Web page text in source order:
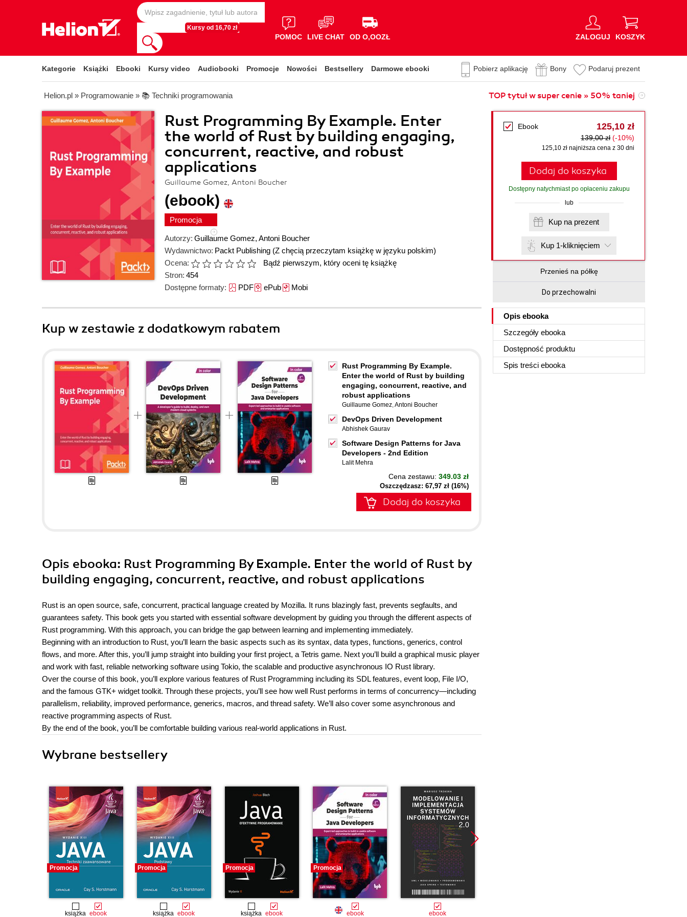
Kursy od 16,70 zł
POMOC LIVE CHAT OD O,OOZŁ ZALOGUJ KOSZYK
Kategorie Książki Ebooki Kursy video Audiobooki Promocje Nowości Bestsellery Darmowe ebooki Pobierz aplikację Bony Podaruj prezent
Helion.pl » Programowanie » 📚 Techniki programowania TOP tytuł w super cenie » 50% taniej
Rust Programming By Example. Enter
the world of Rust by building engaging,
concurrent, reactive, and robust
applications
Guillaume Gomez, Antoni Boucher
(ebook)
Promocja
Autorzy: Guillaume Gomez, Antoni Boucher
Wydawnictwo: Packt Publishing (Z chęcią przeczytam książkę w języku polskim)
Ocena:
Bądź pierwszym, który oceni tę książkę
Stron: 454
Dostępne formaty: PDFePubMobi
Ebook 125,10 zł
139,00 zł (-10%)
125,10 zł najniższa cena z 30 dni
Dodaj do koszyka
Dostępny natychmiast po opłaceniu zakupu
lub
Kup na prezent
Kup 1-kliknięciem
Przenieś na półkę
Do przechowalni
Opis ebooka
Szczegóły ebooka
Dostępność produktu
Spis treści ebooka
Kup w zestawie z dodatkowym rabatem
Rust Programming By Example.
Enter the world of Rust by building
engaging, concurrent, reactive, and
robust applications
Guillaume Gomez,Antoni Boucher
DevOps Driven Development
Abhishek Gaurav
Software Design Patterns for Java
Developers - 2nd Edition
Lalit Mehra
Cena zestawu: 349.03 zł
Oszczędzasz: 67,97 zł (16%)
Dodaj do koszyka
Opis ebooka: Rust Programming By Example. Enter the world of Rust by
building engaging, concurrent, reactive, and robust applications
Rust is an open source, safe, concurrent, practical language created by Mozilla. It runs blazingly fast, prevents segfaults, and
guarantees safety. This book gets you started with essential software development by guiding you through the different aspects of
Rust programming. With this approach, you can bridge the gap between learning and implementing immediately.
Beginning with an introduction to Rust, you’ll learn the basic aspects such as its syntax, data types, functions, generics, control
flows, and more. After this, you’ll jump straight into building your first project, a Tetris game. Next you’ll build a graphical music player
and work with fast, reliable networking software using Tokio, the scalable and productive asynchronous IO Rust library.
Over the course of this book, you’ll explore various features of Rust Programming including its SDL features, event loop, File I/O,
and the famous GTK+ widget toolkit. Through these projects, you’ll see how well Rust performs in terms of concurrency—including
parallelism, reliability, improved performance, generics, macros, and thread safety. We’ll also cover some asynchronous and
reactive programming aspects of Rust.
By the end of the book, you’ll be comfortable building various real-world applications in Rust.
Wybrane bestsellery
Promocja
książka ebook
Promocja
książka ebook
Promocja
książka ebook
Promocja
ebook ebook